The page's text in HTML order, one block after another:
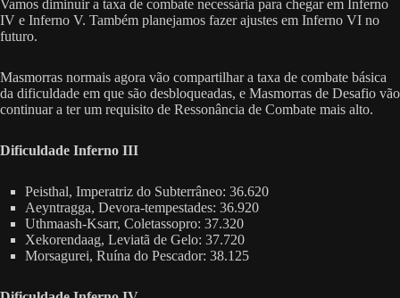
Vamos diminuir a taxa de combate necessária para chegar em Inferno
IV e Inferno V. Também planejamos fazer ajustes em Inferno VI no
futuro.
Masmorras normais agora vão compartilhar a taxa de combate básica
da dificuldade em que são desbloqueadas, e Masmorras de Desafio vão
continuar a ter um requisito de Ressonância de Combate mais alto.
Dificuldade Inferno III
Peisthal, Imperatriz do Subterrâneo: 36.620
Aeyntragga, Devora-tempestades: 36.920
Uthmaash-Ksarr, Coletassopro: 37.320
Xekorendaag, Leviatã de Gelo: 37.720
Morsagurei, Ruína do Pescador: 38.125